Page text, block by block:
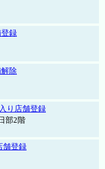
録
除
り店舗登録
部2階
舗登録